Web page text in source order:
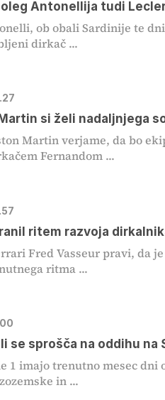
Antonellija tudi
ob obali Sardinije te
dirkač ...
si želi nadaljnjega
Martin verjame, da bo
Fernandom ...
ritem razvoja
Fred Vasseur pravi, da
ritma ...
se sprošča na oddihu na
1 imajo trenutno mesec dni
in ...